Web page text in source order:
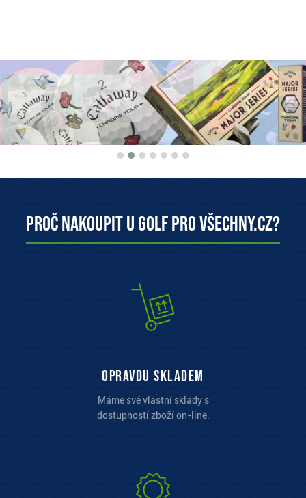
Proč nakoupit u Golf pro všechny.cz?
opravdu skladem
Máme své vlastní sklady s
dostupností zboží on-line.